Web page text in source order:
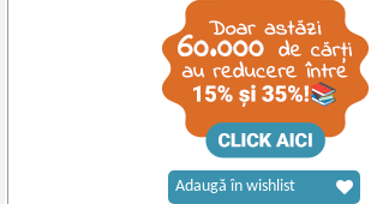
Adaugă în wishlist